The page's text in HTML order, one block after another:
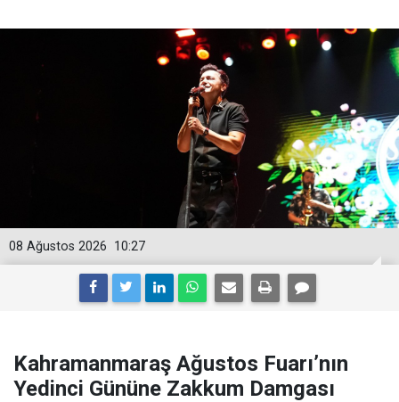
10:27
08 Ağustos 2026
Kahramanmaraş Ağustos Fuarı’nın
Yedinci Gününe Zakkum Damgası